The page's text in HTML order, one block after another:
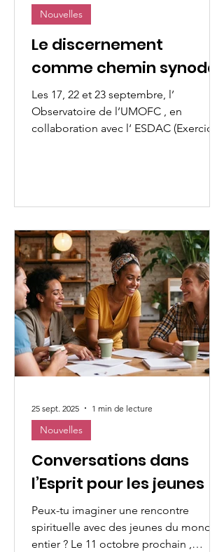
Le discernement
comme chemin synodal
Les 17, 22 et 23 septembre, l’
Observatoire de l’UMOFC , en
collaboration avec l‘ ESDAC (Exercices
Nouvelles
Conversations dans
l’Esprit pour les jeunes
Peux-tu imaginer une rencontre
spirituelle avec des jeunes du monde
entier ? Le 11 octobre prochain ,
Nouvelles
25 sept. 2025 1 min de lecture